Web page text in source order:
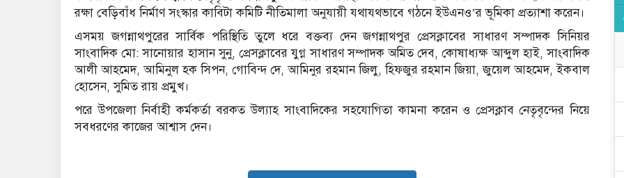
রক্ষা বেড়িবাঁধ নির্মাণ সংস্কার কাবিটা কমিটি নীতিমালা অনুযায়ী যথাযথভাবে গঠনে ইউএনও’র ভূমিকা প্রত্যাশা করেন।
এসময় জগন্নাথপুরের সার্বিক পরিস্থিতি তুলে ধরে বক্তব্য দেন জগন্নাথপুর প্রেসক্লাবের সাধারণ সম্পাদক সিনিয়র
সাংবাদিক মো: সানোয়ার হাসান সুনু, প্রেসক্লাবের যুগ্ন সাধারণ সম্পাদক অমিত দেব, কোষাধ্যক্ষ আব্দুল হাই, সাংবাদিক
আলী আহমেদ, আমিনুল হক সিপন, গোবিন্দ দে, আমিনুর রহমান জিলু, হিফজুর রহমান জিয়া, জুয়েল আহমেদ, ইকবাল
হোসেন, সুমিত রায় প্রমুখ।
পরে উপজেলা নির্বাহী কর্মকর্তা বরকত উল্যাহ সাংবাদিকের সহযোগিতা কামনা করেন ও প্রেসক্লাব নেতৃবৃন্দের নিয়ে
সবধরণের কাজের আশ্বাস দেন।